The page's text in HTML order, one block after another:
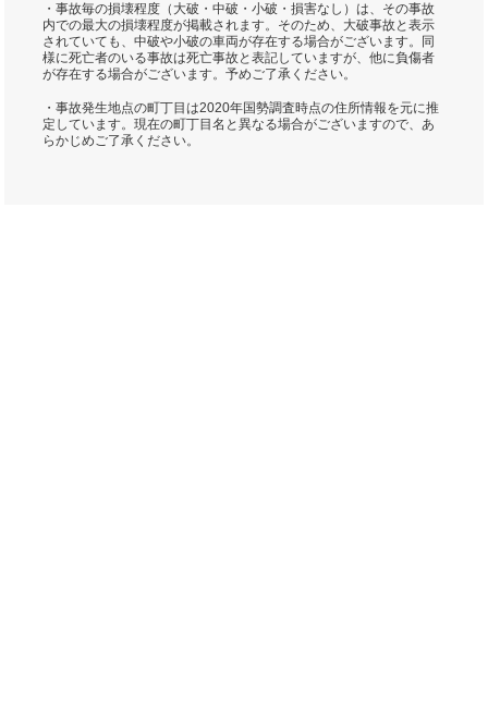
・事故毎の損壊程度（大破・中破・小破・損害なし）は、その事故
内での最大の損壊程度が掲載されます。そのため、大破事故と表示
されていても、中破や小破の車両が存在する場合がございます。同
様に死亡者のいる事故は死亡事故と表記していますが、他に負傷者
が存在する場合がございます。予めご了承ください。
・事故発生地点の町丁目は2020年国勢調査時点の住所情報を元に推
定しています。現在の町丁目名と異なる場合がございますので、あ
らかじめご了承ください。